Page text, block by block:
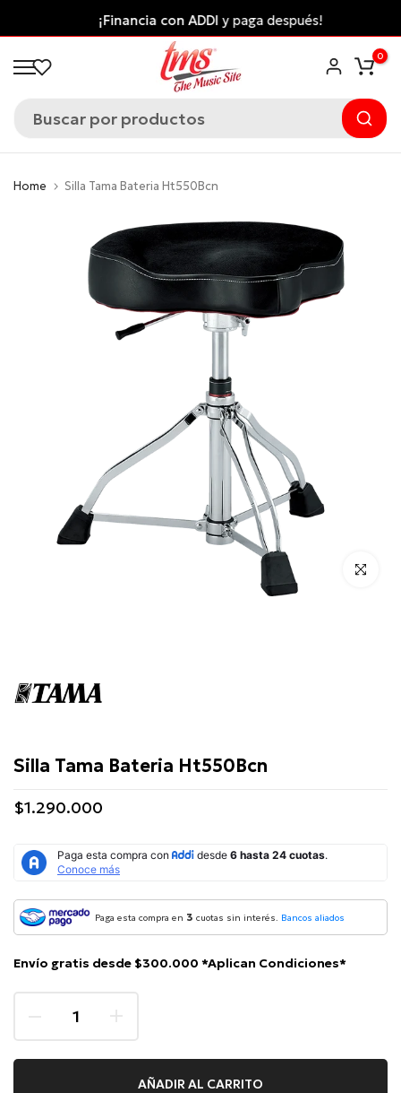
al
contenido
¡Financia con ADDIy paga después!
0
Home Silla Tama Bateria Ht550Bcn
Click para
Silla Tama Bateria Ht550Bcn
$1.290.000
Paga esta compra en 3 cuotas sin interés. Bancos aliados
Envío gratis desde $300.000 *Aplican Condiciones*
AÑADIR AL CARRITO